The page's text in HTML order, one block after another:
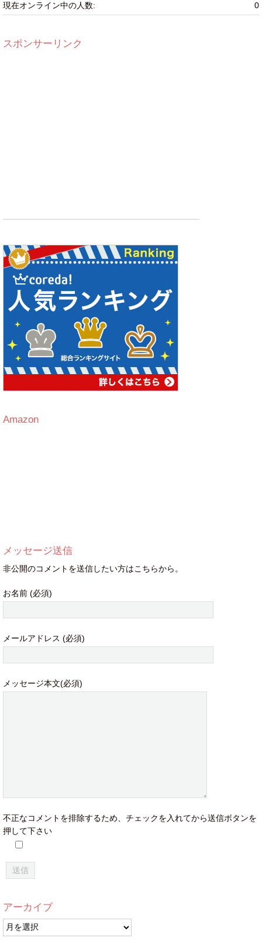
0
現在オンライン中の人数:
スポンサーリンク
Amazon
メッセージ送信
非公開のコメントを送信したい方はこちらから。
お名前 (必須)
メールアドレス (必須)
メッセージ本文(必須)
不正なコメントを排除するため、チェックを入れてから送信ボタンを
押して下さい
アーカイブ
ア
ー